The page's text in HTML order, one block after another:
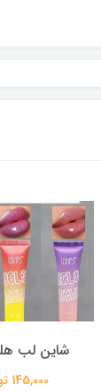
شاین لب
145,000 تومان